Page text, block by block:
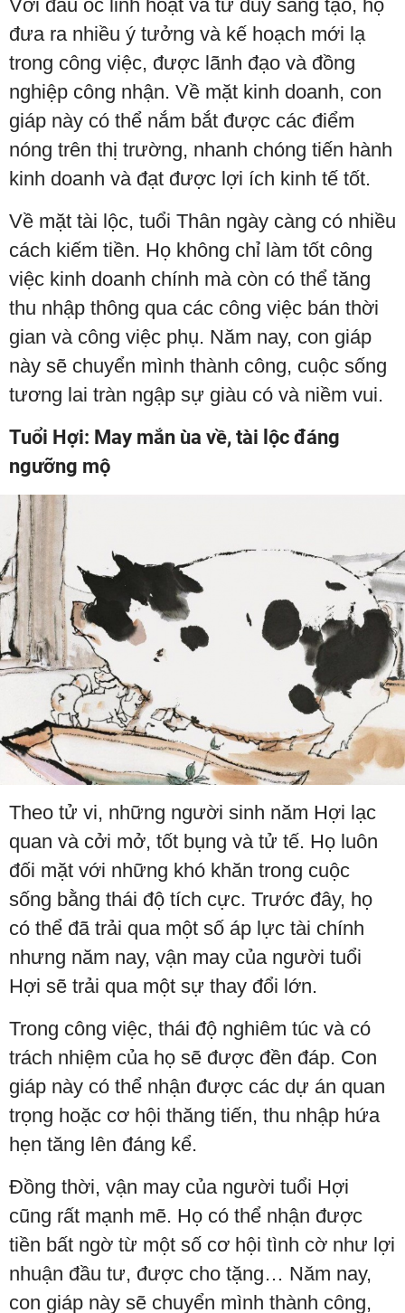
Với đầu óc linh hoạt và tư duy sáng tạo, họ
đưa ra nhiều ý tưởng và kế hoạch mới lạ
trong công việc, được lãnh đạo và đồng
nghiệp công nhận. Về mặt kinh doanh, con
giáp này có thể nắm bắt được các điểm
nóng trên thị trường, nhanh chóng tiến hành
kinh doanh và đạt được lợi ích kinh tế tốt.
Về mặt tài lộc, tuổi Thân ngày càng có nhiều
cách kiếm tiền. Họ không chỉ làm tốt công
việc kinh doanh chính mà còn có thể tăng
thu nhập thông qua các công việc bán thời
gian và công việc phụ. Năm nay, con giáp
này sẽ chuyển mình thành công, cuộc sống
tương lai tràn ngập sự giàu có và niềm vui.
Tuổi Hợi: May mắn ùa về, tài lộc đáng
ngưỡng mộ
Theo tử vi, những người sinh năm Hợi lạc
quan và cởi mở, tốt bụng và tử tế. Họ luôn
đối mặt với những khó khăn trong cuộc
sống bằng thái độ tích cực. Trước đây, họ
có thể đã trải qua một số áp lực tài chính
nhưng năm nay, vận may của người tuổi
Hợi sẽ trải qua một sự thay đổi lớn.
Trong công việc, thái độ nghiêm túc và có
trách nhiệm của họ sẽ được đền đáp. Con
giáp này có thể nhận được các dự án quan
trọng hoặc cơ hội thăng tiến, thu nhập hứa
hẹn tăng lên đáng kể.
Đồng thời, vận may của người tuổi Hợi
cũng rất mạnh mẽ. Họ có thể nhận được
tiền bất ngờ từ một số cơ hội tình cờ như lợi
nhuận đầu tư, được cho tặng… Năm nay,
con giáp này sẽ chuyển mình thành công,